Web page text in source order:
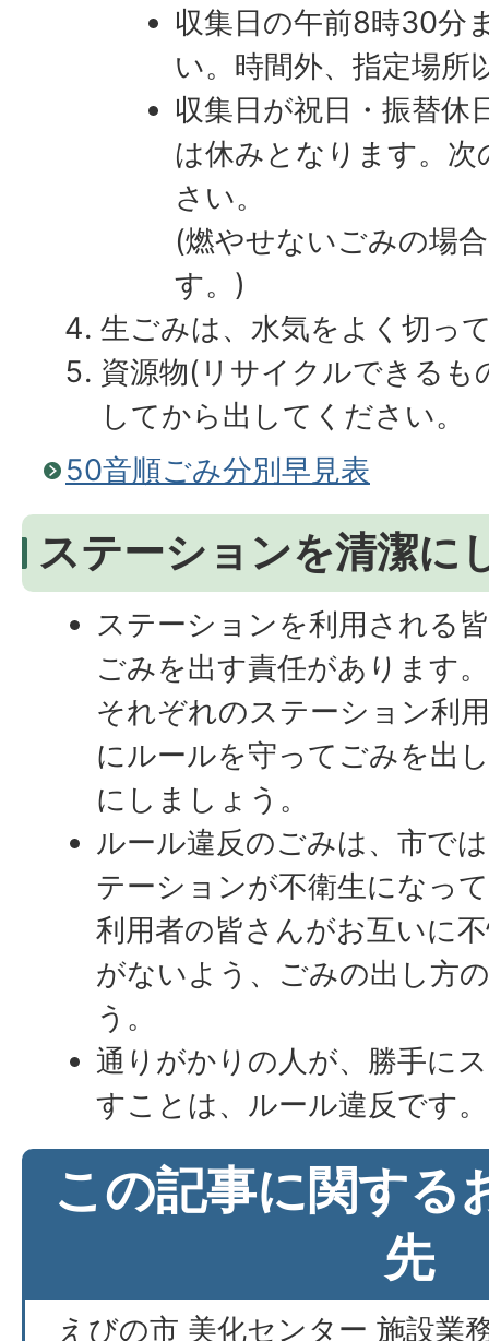
収集日の午前8時30分
い。時間外、指定場所
収集日が祝日・振替休
は休みとなります。
さい。
(燃やせないごみの場
す。)
生ごみは、水気をよく切っ
資源物(リサイクルできる
してから出してください。
50音順ごみ分別早見表
ステーションを清潔に
ステーションを利用される
ごみを出す責任があります。
それぞれのステーション利
にルールを守ってごみを出
にしましょう。
ルール違反のごみは、市で
テーションが不衛生になっ
利用者の皆さんがお互いに
がないよう、ごみの出し方
う。
通りがかりの人が、勝手に
すことは、ルール違反です。
この記事に関する
先
えびの市 美化センター 施設業